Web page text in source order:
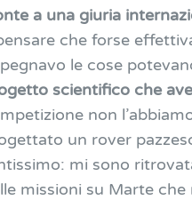
a una giuria
che forse
le cose
scientifico che
non
un rover
mi sono
missioni su Marte